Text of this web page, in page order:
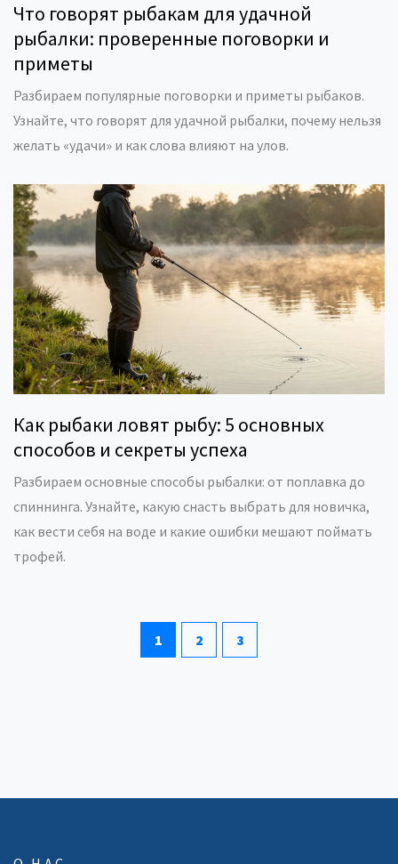
Что говорят рыбакам для удачной
рыбалки: проверенные поговорки и
приметы
Разбираем популярные поговорки и приметы рыбаков.
Узнайте, что говорят для удачной рыбалки, почему нельзя
желать «удачи» и как слова влияют на улов.
Как рыбаки ловят рыбу: 5 основных
способов и секреты успеха
Разбираем основные способы рыбалки: от поплавка до
спиннинга. Узнайте, какую снасть выбрать для новичка,
как вести себя на воде и какие ошибки мешают поймать
трофей.
1 2 3